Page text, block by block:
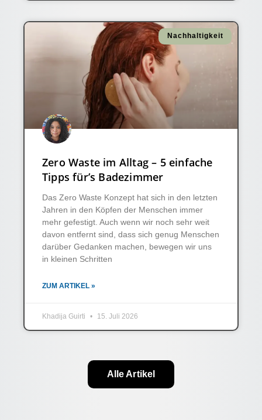
Nachhaltigkeit
Zero Waste im Alltag – 5 einfache
Tipps für’s Badezimmer
Das Zero Waste Konzept hat sich in den letzten
Jahren in den Köpfen der Menschen immer
mehr gefestigt. Auch wenn wir noch sehr weit
davon entfernt sind, dass sich genug Menschen
darüber Gedanken machen, bewegen wir uns
in kleinen Schritten
ZUM ARTIKEL »
Khadija Guirti 15. Juli 2026
Alle Artikel